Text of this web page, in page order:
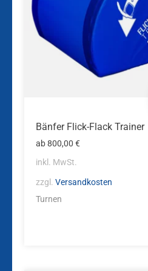
können
auf
Produktseite
Bänfer Flick-Flack Trainer
ab800,00€
inkl. MwSt.
zzgl.Versandkosten
Turnen